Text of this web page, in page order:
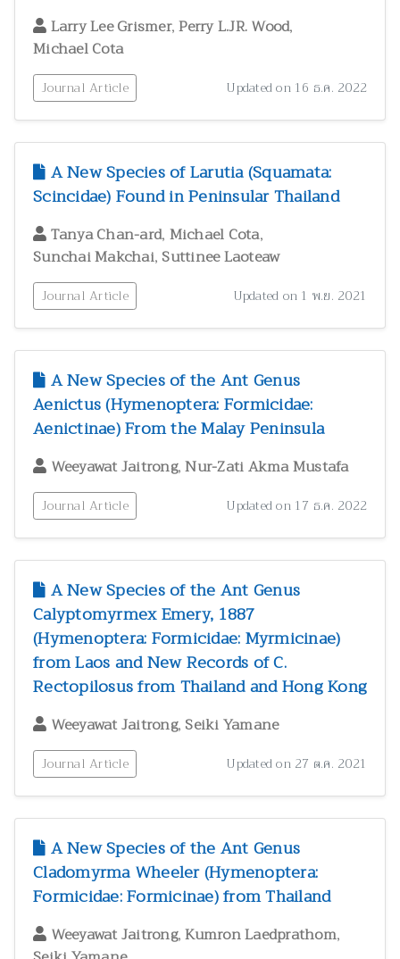
Larry Lee Grismer,Perry L.JR. Wood,
Michael Cota
Journal Article Updated on 16 ธ.ค. 2022
A New Species of Larutia (Squamata:
Scincidae) Found in Peninsular Thailand
Tanya Chan-ard, Michael Cota,
Sunchai Makchai, Suttinee Laoteaw
Journal Article Updated on 1 พ.ย. 2021
A New Species of the Ant Genus
Aenictus (Hymenoptera: Formicidae:
Aenictinae) From the Malay Peninsula
Weeyawat Jaitrong,Nur-Zati Akma Mustafa
Journal Article Updated on 17 ธ.ค. 2022
A New Species of the Ant Genus
Calyptomyrmex Emery, 1887
(Hymenoptera: Formicidae: Myrmicinae)
from Laos and New Records of C.
Rectopilosus from Thailand and Hong Kong
Weeyawat Jaitrong, Seiki Yamane
Journal Article Updated on 27 ต.ค. 2021
A New Species of the Ant Genus
Cladomyrma Wheeler (Hymenoptera:
Formicidae: Formicinae) from Thailand
Weeyawat Jaitrong,Kumron Laedprathom,